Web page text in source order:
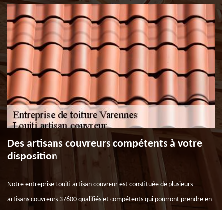
Des artisans couvreurs compétents à votre
disposition
Notre entreprise Louiti artisan couvreur est constituée de plusieurs
artisans couvreurs 37600 qualifiés et compétents qui pourront prendre en